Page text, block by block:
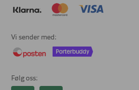
Vi sender med
Følg oss